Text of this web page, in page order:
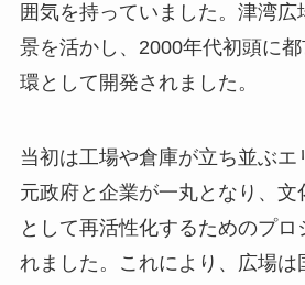
囲気を持っていました。津湾
景を活かし、2000年代初頭に
環として開発されました。
当初は工場や倉庫が立ち並ぶエ
元政府と企業が一丸となり、文
として再活性化するためのプロ
れました。これにより、広場は